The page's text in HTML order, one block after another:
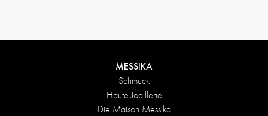
MESSIKA
Schmuck
Haute Joaillerie
Die Maison Messika